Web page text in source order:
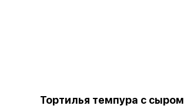
Тортилья темпура с сыром